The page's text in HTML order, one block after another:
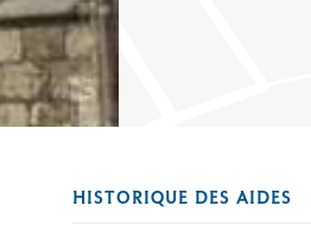
HISTORIQUE DES AIDES